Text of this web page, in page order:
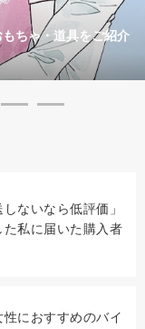
ちゃ・道具をご紹介
しないなら低評価」
た私に届いた購入者
におすすめのバイ